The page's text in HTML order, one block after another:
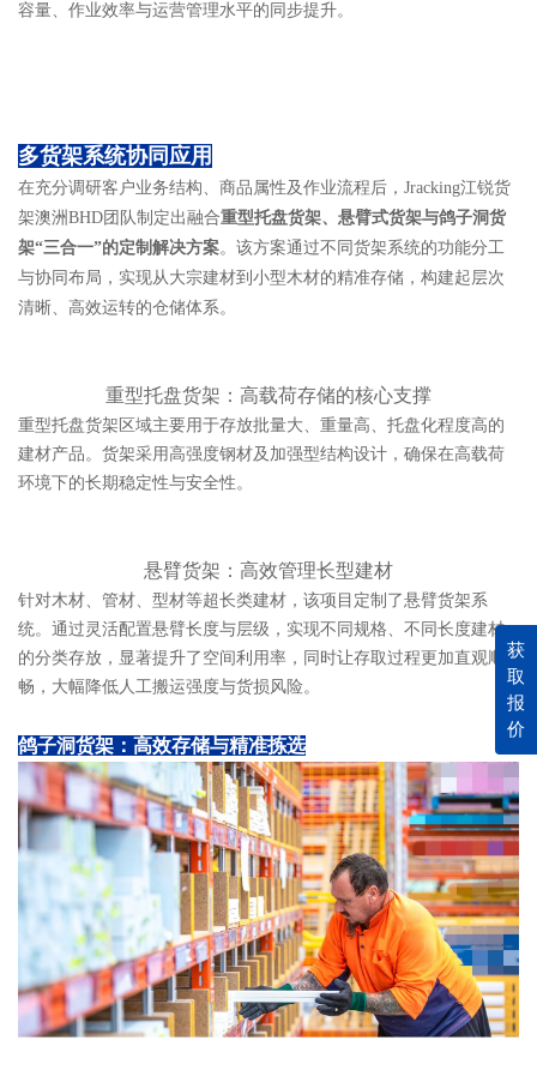
容量、作业效率与运营管理水平的同步提升。
多货架系统协同应用
在充分调研客户业务结构、商品属性及作业流程后，Jracking江锐货
架澳洲BHD团队制定出融合重型托盘货架、 悬臂式货架与鸽子洞货
架“三合一”的定制解决方案。该方案通过不同货架系统的功能分工
与协同布局，实现从大宗建材到小型木材的精准存储，构建起层次
清晰、高效运转的仓储体系。
重型托盘货架：高载荷存储的核心支撑
重型托盘货架区域主要用于存放批量大、重量高、托盘化程度高的
建材产品。货架采用高强度钢材及加强型结构设计，确保在高载荷
环境下的长期稳定性与安全性。
悬臂货架：高效管理长型建材
针对木材、管材、型材等超长类建材，该项目定制了悬臂货架系
统。通过灵活配置悬臂长度与层级，实现不同规格、不同长度建材
的分类存放，显著提升了空间利用率，同时让存取过程更加直观顺
畅，大幅降低人工搬运强度与货损风险。
鸽子洞货架：高效存储与精准拣选
获
取
报
价